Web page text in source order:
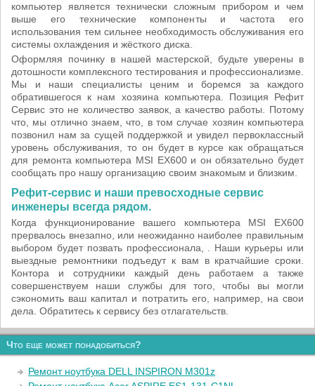
компьютер является технически сложным прибором и чем
выше его технические компоненты и частота его
использования тем сильнее необходимость обслуживания его
системы охлаждения и жёсткого диска.
Оформляя починку в нашей мастерской, будьте уверены в
дотошности комплексного тестирования и профессионализме.
Мы и наши специалисты ценим и боремся за каждого
обратившегося к нам хозяина компьютера. Позиция Рефит
Сервис это не количество заявок, а качество работы. Потому
что, мы отлично знаем, что, в том случае хозяин компьютера
позвонил нам за сущей поддержкой и увидел первоклассный
уровень обслуживания, то он будет в курсе как обращаться
для ремонта компьютера MSI EX600 и он обязательно будет
сообщать про нашу организацию своим знакомым и близким.
Рефит-сервис и наши превосходные сервис
инженеры всегда рядом.
Когда функционирование вашего компьютера MSI EX600
прервалось внезапно, или неожиданно наиболее правильным
выбором будет позвать профессионала, . Наши курьеры или
выездные ремонтники подъедут к вам в кратчайшие сроки.
Контора и сотрудники каждый день работаем а также
совершенствуем наши службы для того, чтобы вы могли
сэкономить ваш капитал и потратить его, например, на свои
дела. Обратитесь к сервису без отлагательств.
Что еще может понадобиться?
Ремонт ноутбука DELL INSPIRON M301z